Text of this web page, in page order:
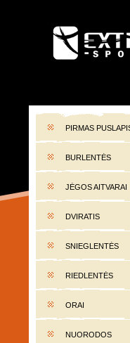
PIRMAS
BURLENTĖS
JĖGOS AITVARAI
DVIRATIS
SNIEGLENTĖS
RIEDLENTĖS
ORAI
NUORODOS